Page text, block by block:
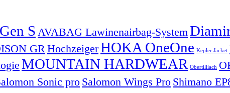
S AVABAG Lawinenairbag-System
GR HochzeigerHOKA OneOne Kepler Jacket
MOUNTAIN HARDWEAR Obertilliach
Sonic pro Salomon Wings Pro Shimano